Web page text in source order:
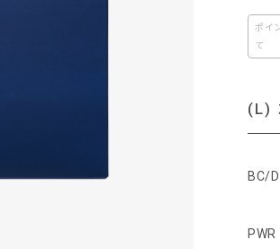
ポイ
て
(L)
BC/
PWR